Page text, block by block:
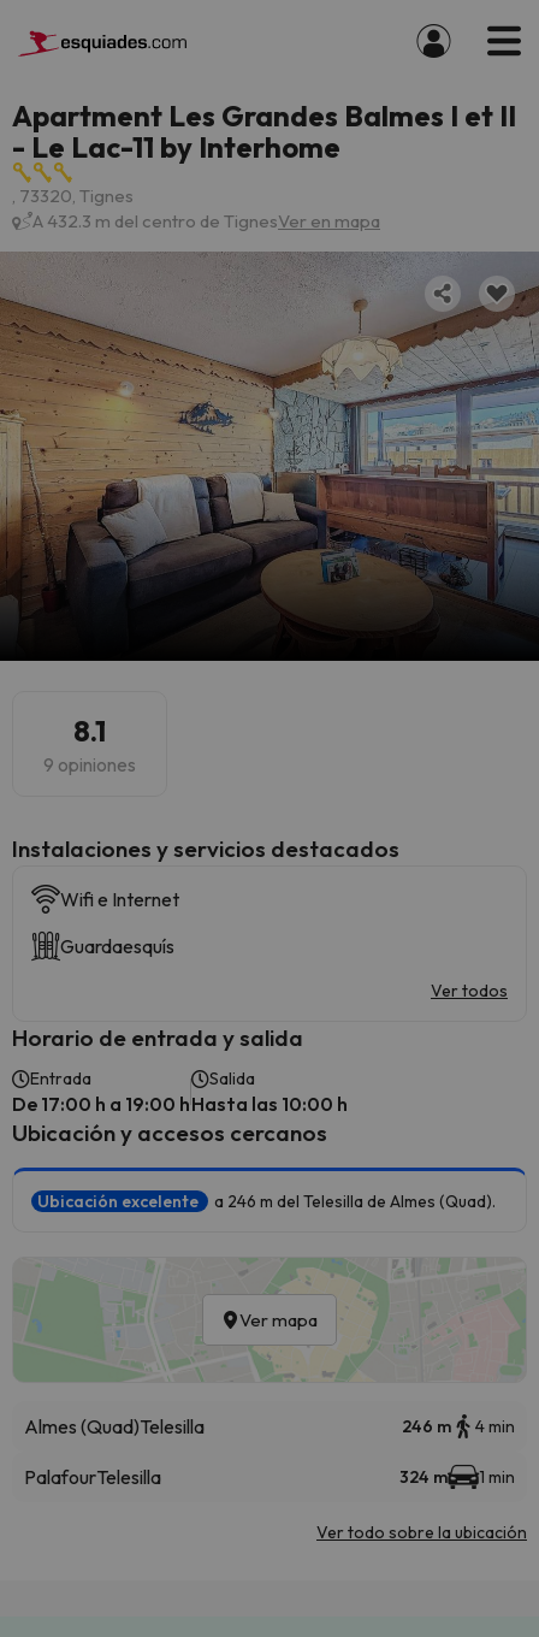
Apartment Les Grandes Balmes I et II
- Le Lac-11 by Interhome
, 73320, Tignes
A 432.3 m del centro de TignesVer en mapa
8.1
9 opiniones
Instalaciones y servicios destacados
Wifi e Internet
Guardaesquís
Ver todos
Horario de entrada y salida
Entrada
De 17:00 h a 19:00 h
Salida
Hasta las 10:00 h
Ubicación y accesos cercanos
Ubicación excelente a 246 m del Telesilla de Almes (Quad).
Ver mapa
Almes (Quad)Telesilla 246 m 4 min
PalafourTelesilla 324 m 1 min
Ver todo sobre la ubicación